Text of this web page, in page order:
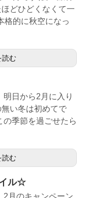
どひどくなくて一
格的に秋空になっ
読む
日から2月に入り
い冬は初めてで
の季節を過ごせたら
読む
ル☆